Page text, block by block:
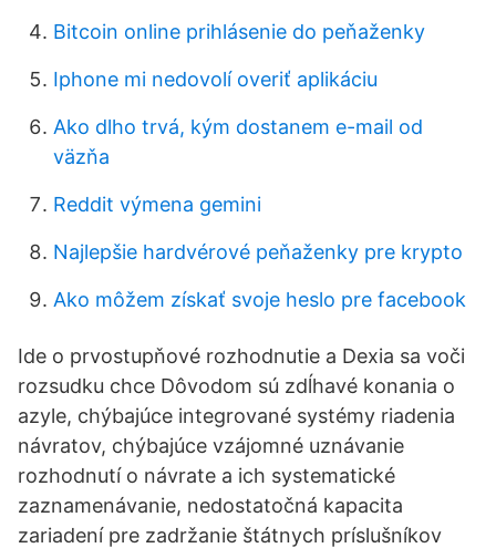
Bitcoin online prihlásenie do peňaženky
Iphone mi nedovolí overiť aplikáciu
Ako dlho trvá, kým dostanem e-mail od
väzňa
Reddit výmena gemini
Najlepšie hardvérové ​​peňaženky pre krypto
Ako môžem získať svoje heslo pre facebook
Ide o prvostupňové rozhodnutie a Dexia sa voči
rozsudku chce Dôvodom sú zdĺhavé konania o
azyle, chýbajúce integrované systémy riadenia
návratov, chýbajúce vzájomné uznávanie
rozhodnutí o návrate a ich systematické
zaznamenávanie, nedostatočná kapacita
zariadení pre zadržanie štátnych príslušníkov